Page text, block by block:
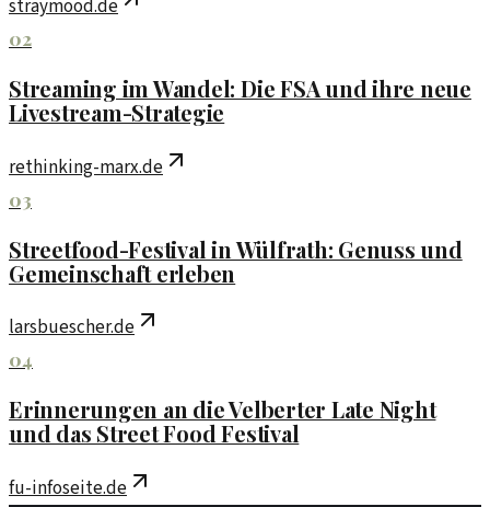
straymood.de
02
Streaming im Wandel: Die FSA und ihre neue
Livestream-Strategie
rethinking-marx.de
03
Streetfood-Festival in Wülfrath: Genuss und
Gemeinschaft erleben
larsbuescher.de
04
Erinnerungen an die Velberter Late Night
und das Street Food Festival
fu-infoseite.de